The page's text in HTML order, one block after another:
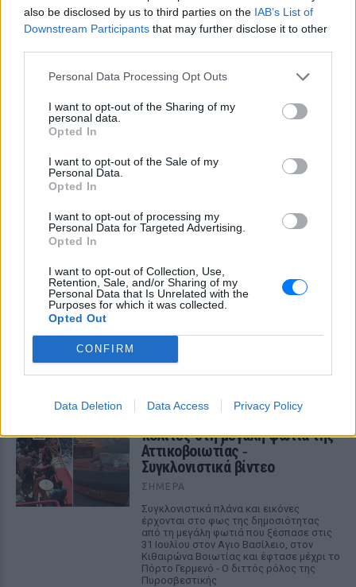
also be disclosed by us to third parties on the IAB’s List of
Downstream Participants that may further disclose it to other
Personal Data Processing Opt Outs
I want to opt-out of the Sharing of my
personal data.
Opted In
I want to opt-out of the Sale of my
Personal Data.
Opted In
I want to opt-out of processing my
Personal Data for Targeted Advertising.
Opted In
I want to opt-out of Collection, Use,
Retention, Sale, and/or Sharing of my
Personal Data that Is Unrelated with the
Purposes for which it was collected.
Opted Out
CONFIRM
Data Deletion Data Access Privacy Policy
ΔΕΙΤΕ ΕΠΙΣΗΣ
ΣΤΗΝ ΙΔΙΑ ΚΑΤΗΓΟΡΙΑ
Ιστορική μεταφορά 30
Καναδά στις ΗΠΑ
Πώς στήθηκε η αεροπορική γέφυρα
πολίτες στη μεγάλη φωτιά της
Αττικοβοιωτίας ‑
Συγκλονιστικά βίντεο
ΣΉΜΕΡΑ
Συγκλονιστικά πλάνα και εικόνες
έρχονται στο φως της δημοσιότητας
από τη μεγάλη φωτιά που ξέσπασε στις
31 Ιουλίου στον Αγιο Βασίλειο, στον
Κιθαιρώνα Βοιωτίας και έφτασε μέχρι το
Πόρτο Γερμενό - Ο διττός ρόλος της
Πυροσβεστικής